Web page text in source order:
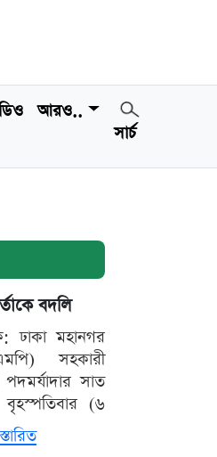
আরও..
সার্চ
বদলি
ঢাকা মহানগর
সহকারী
সাত
বৃহস্পতিবার (৬